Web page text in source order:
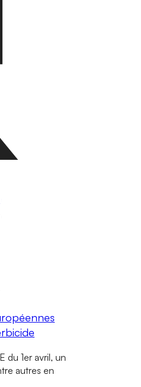
du 1er avril, un
autres en